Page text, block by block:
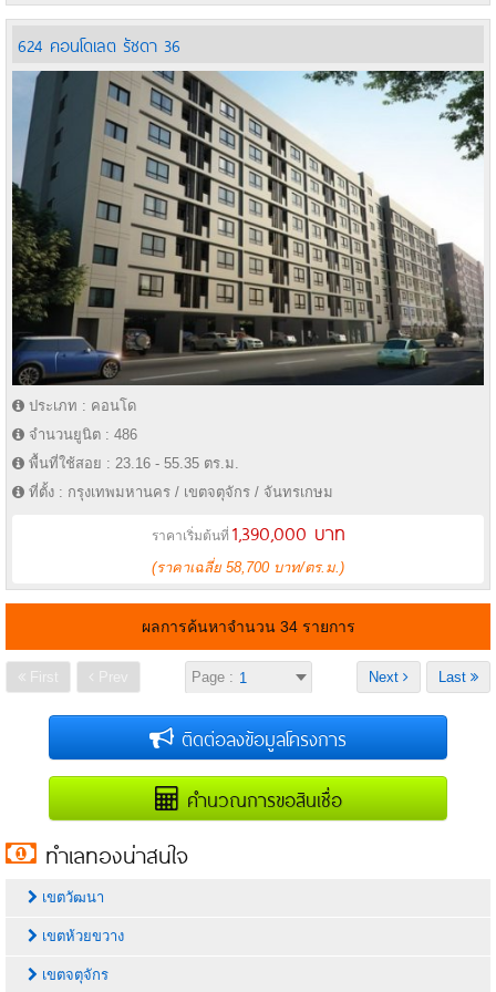
624 คอนโดเลต รัชดา 36
ประเภท : คอนโด
จำนวนยูนิต : 486
พื้นที่ใช้สอย : 23.16 - 55.35 ตร.ม.
ที่ตั้ง : กรุงเทพมหานคร / เขตจตุจักร / จันทรเกษม
ราคาเริ่มต้นที่ 1,390,000 บาท
(ราคาเฉลี่ย 58,700 บาท/ตร.ม.)
ผลการค้นหาจำนวน 34 รายการ
First Prev Page : Last
Next
ติดต่อลงข้อมูลโครงการ
คำนวณการขอสินเชื่อ
ทำเลทองน่าสนใจ
เขตวัฒนา
เขตห้วยขวาง
เขตจตุจักร